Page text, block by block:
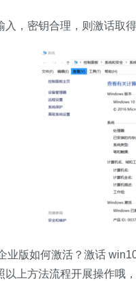
入，密钥合理，则激话取得
业版如何激活？激话
以上方法流程开展操作哦